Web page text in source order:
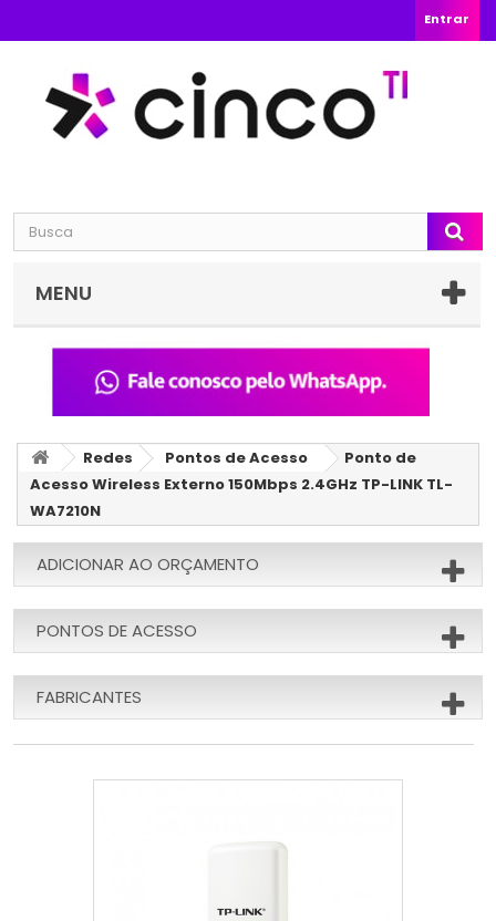
Entrar
MENU
Redes Pontos de Acesso
Ponto de
Acesso Wireless Externo 150Mbps 2.4GHz TP-LINK TL-
WA7210N
ADICIONAR AO ORÇAMENTO
PONTOS DE ACESSO
FABRICANTES